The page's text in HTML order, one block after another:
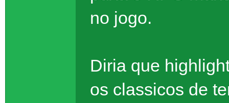
no jogo.
Diria que
os classicos de